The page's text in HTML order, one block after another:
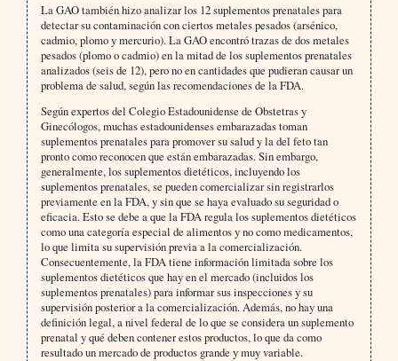
La GAO también hizo analizar los 12 suplementos prenatales para
detectar su contaminación con ciertos metales pesados (arsénico,
cadmio, plomo y mercurio). La GAO encontró trazas de dos metales
pesados (plomo o cadmio) en la mitad de los suplementos prenatales
analizados (seis de 12), pero no en cantidades que pudieran causar un
problema de salud, según las recomendaciones de la FDA.
Según expertos del Colegio Estadounidense de Obstetras y
Ginecólogos, muchas estadounidenses embarazadas toman
suplementos prenatales para promover su salud y la del feto tan
pronto como reconocen que están embarazadas. Sin embargo,
generalmente, los suplementos dietéticos, incluyendo los
suplementos prenatales, se pueden comercializar sin registrarlos
previamente en la FDA, y sin que se haya evaluado su seguridad o
eficacia. Esto se debe a que la FDA regula los suplementos dietéticos
como una categoría especial de alimentos y no como medicamentos,
lo que limita su supervisión previa a la comercialización.
Consecuentemente, la FDA tiene información limitada sobre los
suplementos dietéticos que hay en el mercado (incluidos los
suplementos prenatales) para informar sus inspecciones y su
supervisión posterior a la comercialización. Además, no hay una
definición legal, a nivel federal de lo que se considera un suplemento
prenatal y qué deben contener estos productos, lo que da como
resultado un mercado de productos grande y muy variable.